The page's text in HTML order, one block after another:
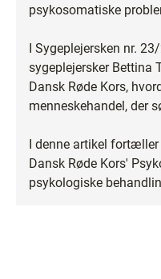
psykosomatiske
I Sygeplejersken nr.
sygeplejersker Bettina
Dansk Røde Kors,
menneskehandel, der
I denne artikel
Dansk Røde Kors'
psykologiske